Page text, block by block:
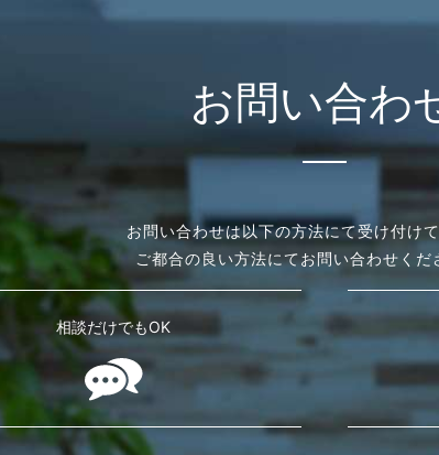
お問い合わ
お問い合わせは以下の方法にて受け付け
ご都合の良い方法にてお問い合わせくだ
相談だけでもOK